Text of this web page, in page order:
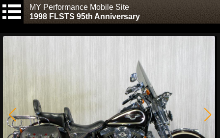
MY Performance Mobile Site
1998 FLSTS 95th Anniversary